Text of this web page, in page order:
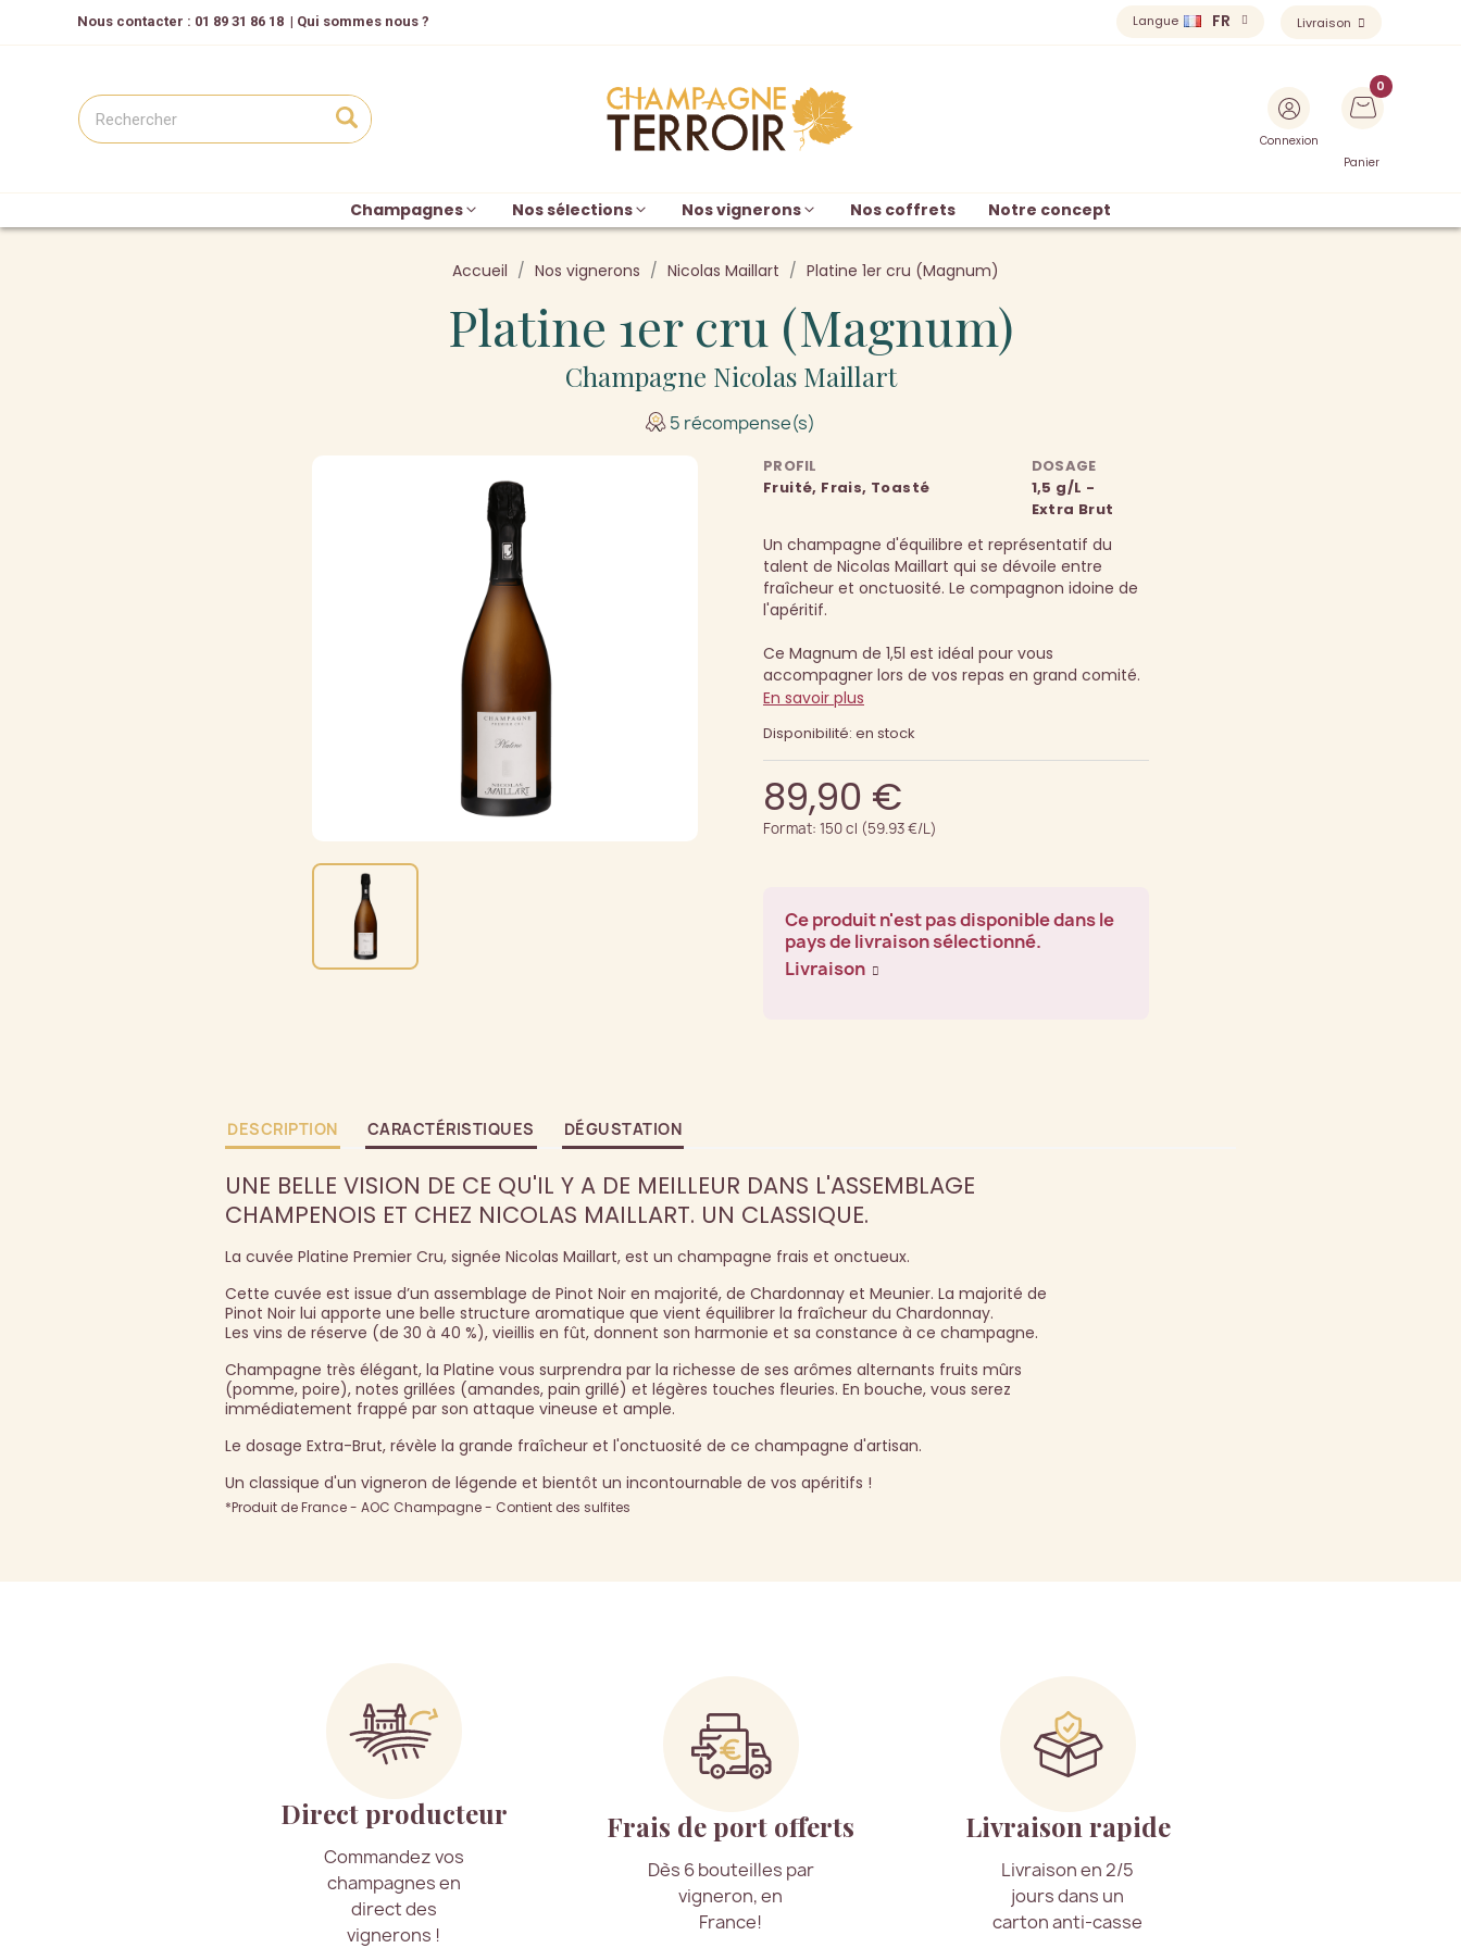
Nous contacter : 01 89 31 86 18 | Qui sommes nous ? Langue FR Livraison
Connexion
Panier
Champagnes Nos sélections Nos vignerons Nos coffrets Notre concept
Accueil Nos vignerons Nicolas Maillart Platine 1er cru (Magnum)
Platine 1er cru (Magnum)
Champagne Nicolas Maillart
5 récompense(s)
PROFIL
Fruité, Frais, Toasté
DOSAGE
1,5 g/L -
Extra Brut
Un champagne d'équilibre et représentatif du
talent de Nicolas Maillart qui se dévoile entre
fraîcheur et onctuosité. Le compagnon idoine de
l'apéritif.
Ce Magnum de 1,5l est idéal pour vous
accompagner lors de vos repas en grand comité.
En savoir plus
Disponibilité: en stock
89,90 €
Format: 150 cl (59.93 €/L)
Ce produit n'est pas disponible dans le
pays de livraison sélectionné.
Livraison
DESCRIPTION CARACTÉRISTIQUES DÉGUSTATION
UNE BELLE VISION DE CE QU'IL Y A DE MEILLEUR DANS L'ASSEMBLAGE
CHAMPENOIS ET CHEZ NICOLAS MAILLART. UN CLASSIQUE.
La cuvée Platine Premier Cru, signée Nicolas Maillart, est un champagne frais et onctueux.
Cette cuvée est issue d’un assemblage de Pinot Noir en majorité, de Chardonnay et Meunier. La majorité de
Pinot Noir lui apporte une belle structure aromatique que vient équilibrer la fraîcheur du Chardonnay.
Les vins de réserve (de 30 à 40 %), vieillis en fût, donnent son harmonie et sa constance à ce champagne.
Champagne très élégant, la Platine vous surprendra par la richesse de ses arômes alternants fruits mûrs
(pomme, poire), notes grillées (amandes, pain grillé) et légères touches fleuries. En bouche, vous serez
immédiatement frappé par son attaque vineuse et ample.
Le dosage Extra-Brut, révèle la grande fraîcheur et l'onctuosité de ce champagne d'artisan.
Un classique d'un vigneron de légende et bientôt un incontournable de vos apéritifs !
*Produit de France - AOC Champagne - Contient des sulfites
Direct producteur
Commandez vos
champagnes en
direct des
vignerons !
Frais de port offerts
Dès 6 bouteilles par
vigneron, en
France!
Livraison rapide
Livraison en 2/5
jours dans un
carton anti-casse